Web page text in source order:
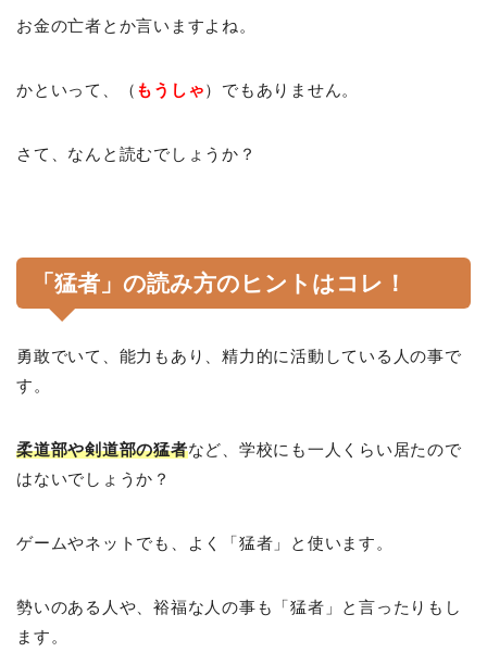
お金の亡者とか言いますよね。
かといって、（ もうしゃ）でもありません。
さて、なんと読むでしょうか？
「猛者」の読み方のヒントはコレ！
勇敢でいて、能力もあり、精力的に活動している人の事で
す。
柔道部や剣道部の猛者など、学校にも一人くらい居たので
はないでしょうか？
ゲームやネットでも、よく「猛者」と使います。
勢いのある人や、裕福な人の事も「猛者」と言ったりもし
ます。